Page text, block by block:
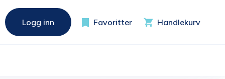
Logg inn Favoritter Handlekurv